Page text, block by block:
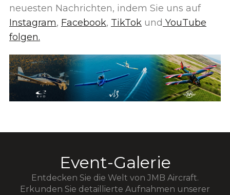
neuesten Nachrichten, indem Sie uns auf
Instagram, Facebook, TikTok und YouTube
folgen.
Event-Galerie
Entdecken Sie die Welt von JMB Aircraft.
Erkunden Sie detaillierte Aufnahmen unserer